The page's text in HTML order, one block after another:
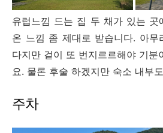
유럽느낌 드는 집 두 채가 있는 곳
온 느낌 좀 제대로 받습니다. 아무
다지만 겉이 또 번지르르해야 기분
요. 물론 후술 하겠지만 숙소 내부
주차